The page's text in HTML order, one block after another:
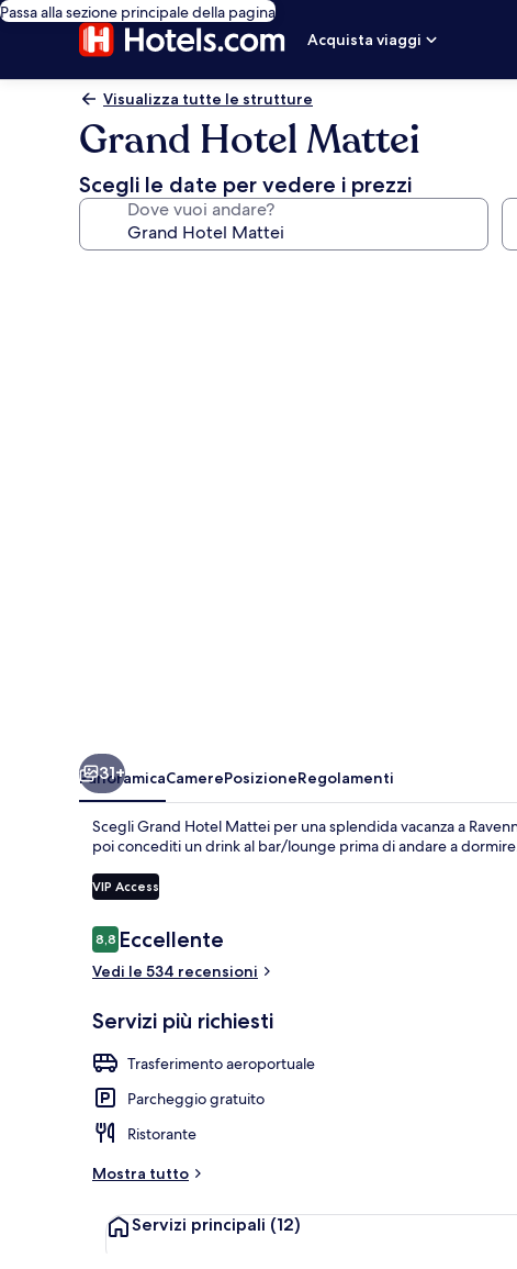
Passa alla sezione principale della pagina
Acquista viaggi
Visualizza tutte le strutture
Grand Hotel Mattei
Scegli le date per vedere i prezzi
Dove vuoi andare?
31+
PanoramicaCamerePosizioneRegolamenti
Scegli Grand Hotel Mattei per una splendida vacanza a
poi concediti un drink al bar/lounge prima di andare a
VIP Access
Recensioni
8,88,8 su 10
Eccellente
Vedi le 534 recensioni
Servizi più richiesti
Trasferimento aeroportuale
Parcheggio gratuito
Ristorante
Mostra tutto
Servizi principali (12)